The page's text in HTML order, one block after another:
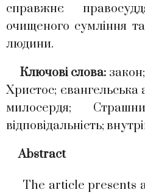
справжнє
очищеного сумління
людини.
Ключові слова:
Христос; євангельська
милосердя;
відповідальність;
Abstract
The article presents